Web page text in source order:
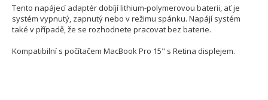
Tento napájecí adaptér dobíjí lithium-polymerovou baterii, ať je
systém vypnutý, zapnutý nebo v režimu spánku. Napájí systém
také v případě, že se rozhodnete pracovat bez baterie.
Kompatibilní s počítačem MacBook Pro 15" s Retina displejem.